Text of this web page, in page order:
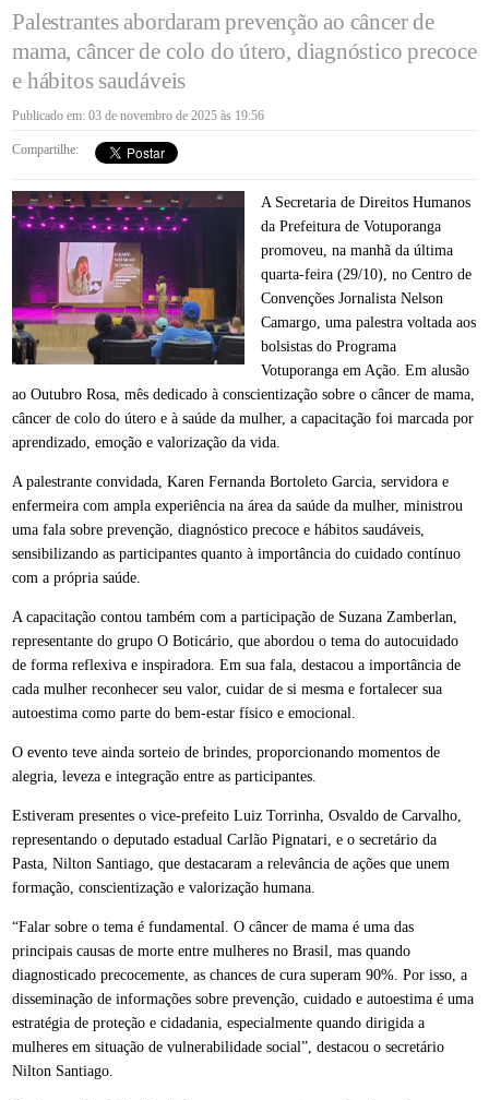
Palestrantes abordaram prevenção ao câncer de
mama, câncer de colo do útero, diagnóstico precoce
e hábitos saudáveis
Publicado em: 03 de novembro de 2025 às 19:56
Compartilhe:
A Secretaria de Direitos Humanos
da Prefeitura de Votuporanga
promoveu, na manhã da última
quarta-feira (29/10), no Centro de
Convenções Jornalista Nelson
Camargo, uma palestra voltada aos
bolsistas do Programa
Votuporanga em Ação. Em alusão
ao Outubro Rosa, mês dedicado à conscientização sobre o câncer de mama,
câncer de colo do útero e à saúde da mulher, a capacitação foi marcada por
aprendizado, emoção e valorização da vida.
A palestrante convidada, Karen Fernanda Bortoleto Garcia, servidora e
enfermeira com ampla experiência na área da saúde da mulher, ministrou
uma fala sobre prevenção, diagnóstico precoce e hábitos saudáveis,
sensibilizando as participantes quanto à importância do cuidado contínuo
com a própria saúde.
A capacitação contou também com a participação de Suzana Zamberlan,
representante do grupo O Boticário, que abordou o tema do autocuidado
de forma reflexiva e inspiradora. Em sua fala, destacou a importância de
cada mulher reconhecer seu valor, cuidar de si mesma e fortalecer sua
autoestima como parte do bem-estar físico e emocional.
O evento teve ainda sorteio de brindes, proporcionando momentos de
alegria, leveza e integração entre as participantes.
Estiveram presentes o vice-prefeito Luiz Torrinha, Osvaldo de Carvalho,
representando o deputado estadual Carlão Pignatari, e o secretário da
Pasta, Nilton Santiago, que destacaram a relevância de ações que unem
formação, conscientização e valorização humana.
“Falar sobre o tema é fundamental. O câncer de mama é uma das
principais causas de morte entre mulheres no Brasil, mas quando
diagnosticado precocemente, as chances de cura superam 90%. Por isso, a
disseminação de informações sobre prevenção, cuidado e autoestima é uma
estratégia de proteção e cidadania, especialmente quando dirigida a
mulheres em situação de vulnerabilidade social”, destacou o secretário
Nilton Santiago.